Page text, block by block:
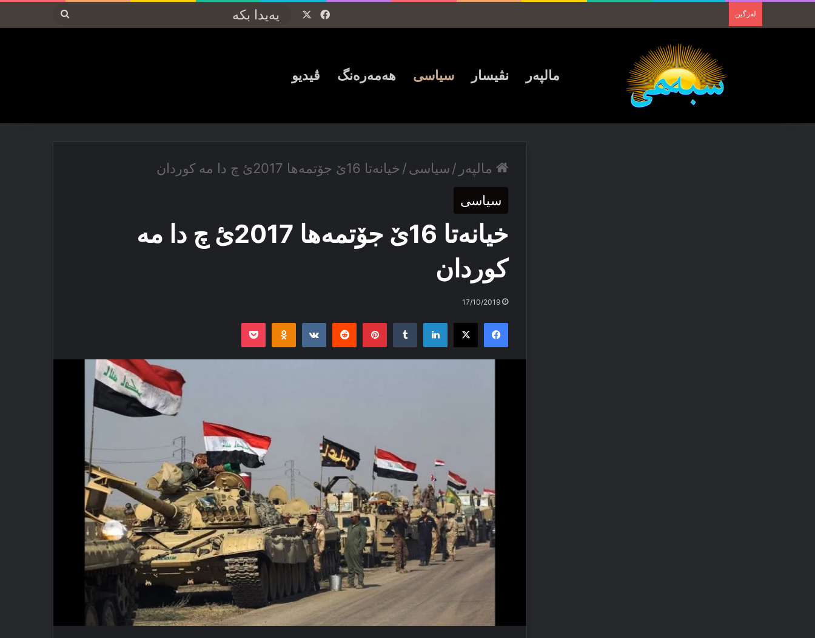
لەزگین Facebook
پەیدا
مالپەر نڤیسار سیاسی ھەمەرەنگ ڤیدیو
مالپەر /سیاسی/ خیانەتا 16ێ جۆتمه‌ها 2017ئ چ دا مه‌ کوردان
سیاسی
خیانەتا 16ێ جۆتمه‌ها 2017ئ چ دا مه‌
کوردان
17/10/2019
Facebook
X
LinkedIn
Tumblr
Pinterest
Reddit
VKontakte
Odnoklassniki
Pocket